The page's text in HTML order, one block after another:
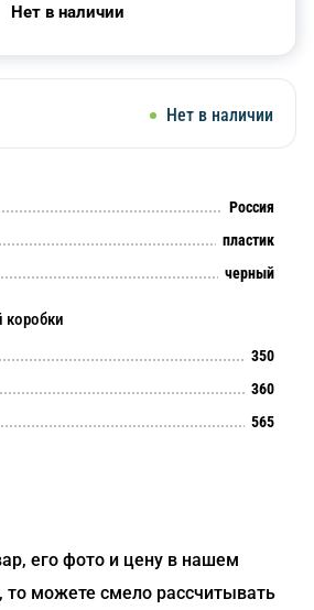
Нет в наличии
Нет в наличии
Россия
пластик
черный
коробки
350
360
565
его фото и цену в нашем
то можете смело рассчитывать